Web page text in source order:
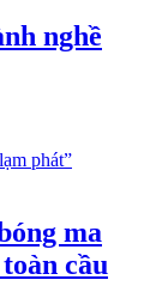
nghề
ma
cầu